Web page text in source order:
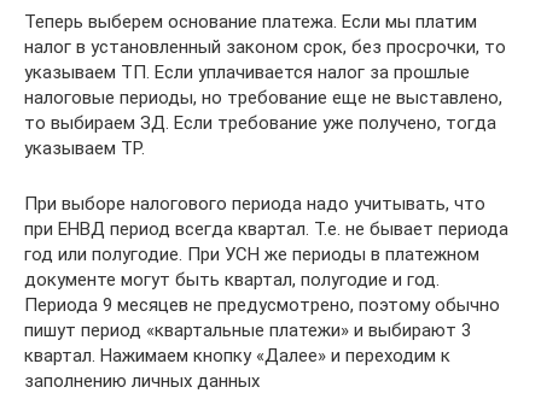
Теперь выберем основание платежа. Если мы платим
налог в установленный законом срок, без просрочки, то
указываем ТП. Если уплачивается налог за прошлые
налоговые периоды, но требование еще не выставлено,
то выбираем ЗД. Если требование уже получено, тогда
указываем ТР.
При выборе налогового периода надо учитывать, что
при ЕНВД период всегда квартал. Т.е. не бывает периода
год или полугодие. При УСН же периоды в платежном
документе могут быть квартал, полугодие и год.
Периода 9 месяцев не предусмотрено, поэтому обычно
пишут период «квартальные платежи» и выбирают 3
квартал. Нажимаем кнопку «Далее» и переходим к
заполнению личных данных